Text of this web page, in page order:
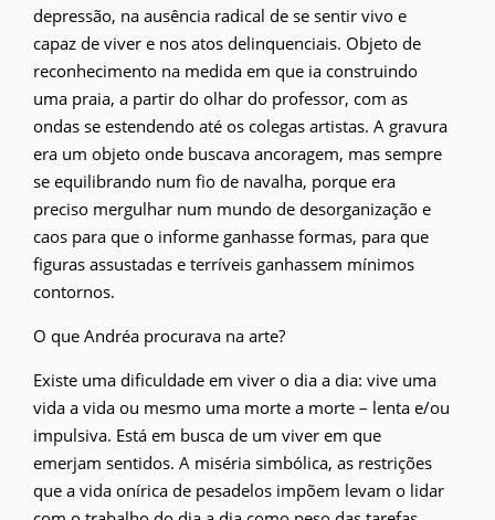
depressão, na ausência radical de se sentir vivo e
capaz de viver e nos atos delinquenciais. Objeto de
reconhecimento na medida em que ia construindo
uma praia, a partir do olhar do professor, com as
ondas se estendendo até os colegas artistas. A gravura
era um objeto onde buscava ancoragem, mas sempre
se equilibrando num fio de navalha, porque era
preciso mergulhar num mundo de desorganização e
caos para que o informe ganhasse formas, para que
figuras assustadas e terríveis ganhassem mínimos
contornos.
O que Andréa procurava na arte?
Existe uma dificuldade em viver o dia a dia: vive uma
vida a vida ou mesmo uma morte a morte – lenta e/ou
impulsiva. Está em busca de um viver em que
emerjam sentidos. A miséria simbólica, as restrições
que a vida onírica de pesadelos impõem levam o lidar